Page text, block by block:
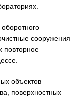
сооружения
повторное
объектов
поверхностных